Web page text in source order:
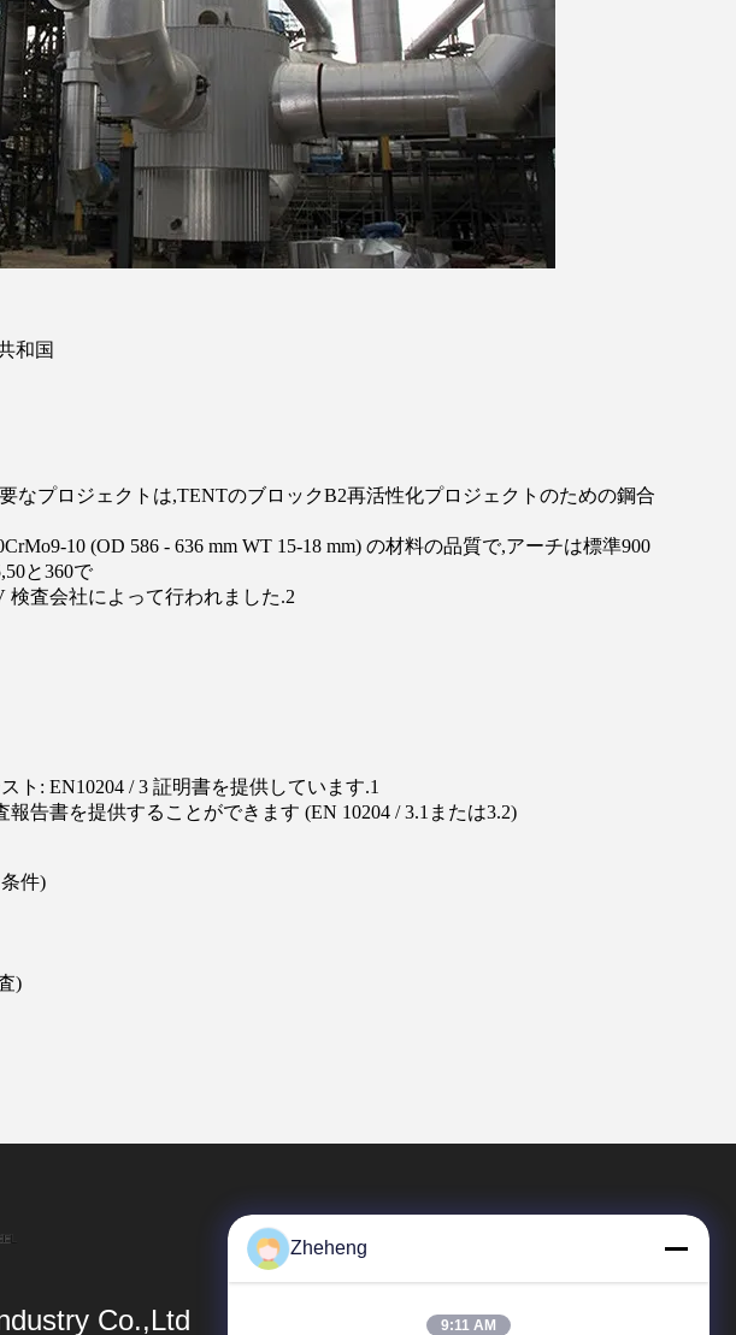
和国
なプロジェクトは,TENTのブロックB2再活性化プロジェクトのための鋼合
10 (OD 586 - 636 mm WT 15-18 mm) の材料の品質で,アーチは標準900
と360で
検査会社によって行われました.2
ト: EN10204 / 3 証明書を提供しています.1
告書を提供することができます (EN 10204 / 3.1または3.2)
件)
)
Co.,Ltd
Zheheng
9:11 AM